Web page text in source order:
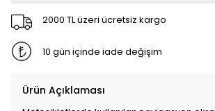
2000 TL üzeri ücretsiz kargo
10 gün içinde iade değişim
Ürün Açıklaması